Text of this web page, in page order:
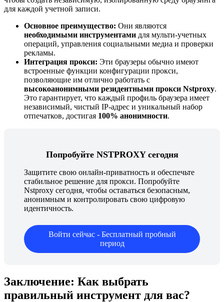
для каждой учетной записи.
Основное преимущество: Они являются
необходимыми инструментами для мульти-учетных
операций, управления социальными медиа и проверки
рекламы.
Интеграция прокси: Эти браузеры обычно имеют
встроенные функции конфигурации прокси,
позволяющие им отлично работать с
высокоанонимными резидентными прокси Nstproxy.
Это гарантирует, что каждый профиль браузера имеет
независимый, чистый IP-адрес и уникальный набор
отпечатков, достигая 100% анонимности.
Попробуйте NSTPROXY сегодня
Защитите свою онлайн-приватность и обеспечьте
стабильное решение для прокси. Попробуйте
Nstproxy сегодня, чтобы оставаться безопасным,
анонимным и контролировать свою цифровую
идентичность.
Войти сейчас - Бесплатный пробный
период
Заключение: Как выбрать
правильный инструмент для вас?